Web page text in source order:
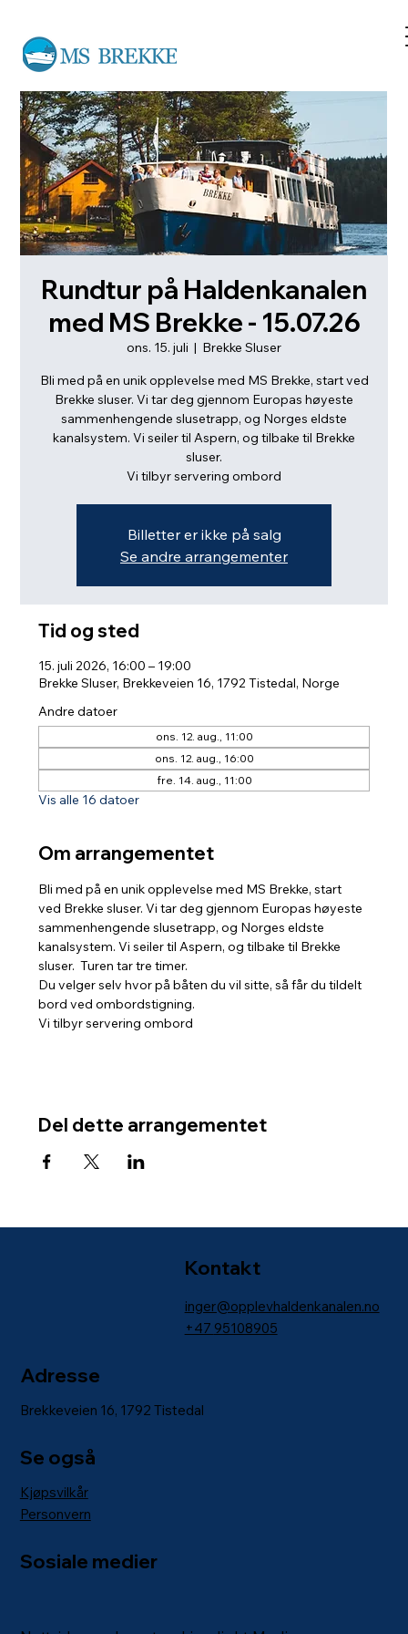
Rundtur på Haldenkanalen
med MS Brekke - 15.07.26
ons. 15. juli
  |
Brekke Sluser
Bli med på en unik opplevelse med MS Brekke, start ved
Brekke sluser. Vi tar deg gjennom Europas høyeste
sammenhengende slusetrapp, og Norges eldste
kanalsystem. Vi seiler til Aspern, og tilbake til Brekke
sluser.
Vi tilbyr servering ombord
Billetter er ikke på salg
Se andre arrangementer
Tid og sted
15. juli 2026, 16:00 – 19:00
Brekke Sluser, Brekkeveien 16, 1792 Tistedal, Norge
Andre datoer
ons. 12. aug., 11:00
ons. 12. aug., 16:00
fre. 14. aug., 11:00
Vis alle 16 datoer
Om arrangementet
Bli med på en unik opplevelse med MS Brekke, start
ved Brekke sluser. Vi tar deg gjennom Europas høyeste
sammenhengende slusetrapp, og Norges eldste
kanalsystem. Vi seiler til Aspern, og tilbake til Brekke
sluser.  Turen tar tre timer.
Du velger selv hvor på båten du vil sitte, så får du tildelt
bord ved ombordstigning.
Vi tilbyr servering ombord
Del dette arrangementet
Kontakt
inger@opplevhaldenkanalen.no
+47 95108905
Adresse
Brekkeveien 16, 1792 Tistedal
Sosiale medier
Se også
Kjøpsvilkår
Personvern